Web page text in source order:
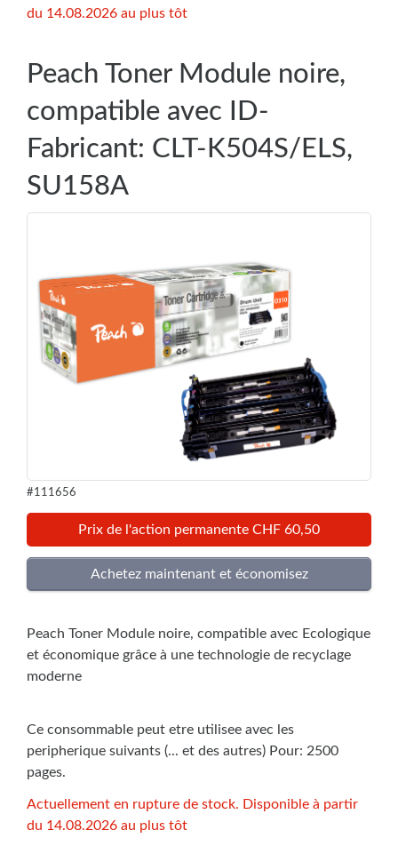
du 14.08.2026 au plus tôt
Peach Toner Module noire,
compatible avec ID-
Fabricant: CLT-K504S/ELS,
SU158A
#111656
Prix de l'action permanente CHF 60,50
Peach Toner Module noire, compatible avec Ecologique
et économique grâce à une technologie de recyclage
moderne
Ce consommable peut etre utilisee avec les
peripherique suivants (... et des autres) Pour: 2500
pages.
Actuellement en rupture de stock. Disponible à partir
du 14.08.2026 au plus tôt